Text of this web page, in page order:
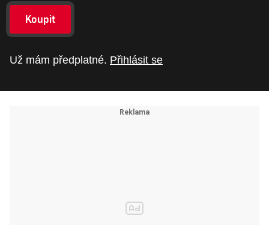
Koupit
Už mám předplatné. Přihlásit se